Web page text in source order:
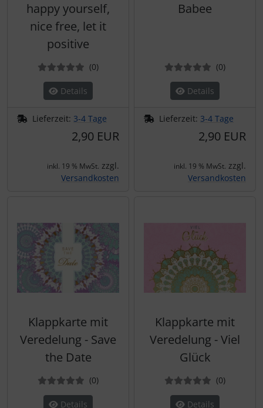
happy yourself,
nice free, let it
positive
(0Bewertungen
)
Details
Lieferzeit: 3-4 Tage
2,90 EUR
inkl. 19 % MwSt. zzgl.
Versandkosten
Babee
(0)
Details
Lieferzeit: 3-4 Tage
2,90 EUR
inkl. 19 % MwSt. zzgl.
Versandkosten
Klappkarte mit
Veredelung - Save
the Date
(0Bewertungen
)
Details
Klappkarte mit
Veredelung - Viel
Glück
(0)
Details